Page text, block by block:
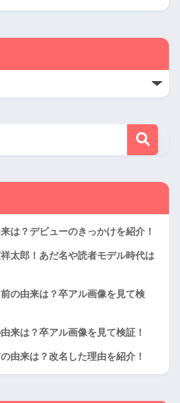
は？デビューのきっかけを紹介！
太郎！あだ名や読者モデル時代は
の由来は？卒アル画像を見て検
来は？卒アル画像を見て検証！
由来は？改名した理由を紹介！